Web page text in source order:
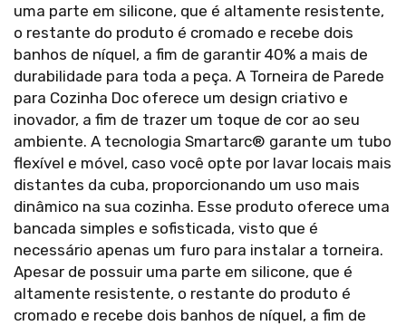
uma parte em silicone, que é altamente resistente,
o restante do produto é cromado e recebe dois
banhos de níquel, a fim de garantir 40% a mais de
durabilidade para toda a peça. A Torneira de Parede
para Cozinha Doc oferece um design criativo e
inovador, a fim de trazer um toque de cor ao seu
ambiente. A tecnologia Smartarc® garante um tubo
flexível e móvel, caso você opte por lavar locais mais
distantes da cuba, proporcionando um uso mais
dinâmico na sua cozinha. Esse produto oferece uma
bancada simples e sofisticada, visto que é
necessário apenas um furo para instalar a torneira.
Apesar de possuir uma parte em silicone, que é
altamente resistente, o restante do produto é
cromado e recebe dois banhos de níquel, a fim de